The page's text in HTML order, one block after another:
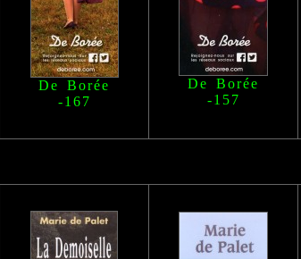
De Borée
-167
De Borée
-157